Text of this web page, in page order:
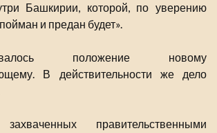
Башкирии, которой, по уверению
и предан будет».
положение новому
В действительности же дело
правительственными